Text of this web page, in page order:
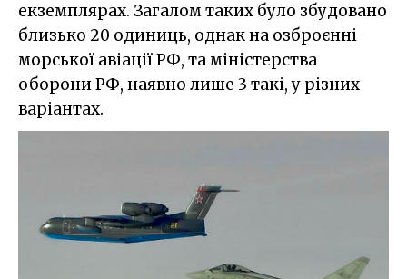
екземплярах. Загалом таких було збудовано
близько 20 одиниць, однак на озброєнні
морської авіації РФ, та міністерства
оборони РФ, наявно лише 3 такі, у різних
варіантах.